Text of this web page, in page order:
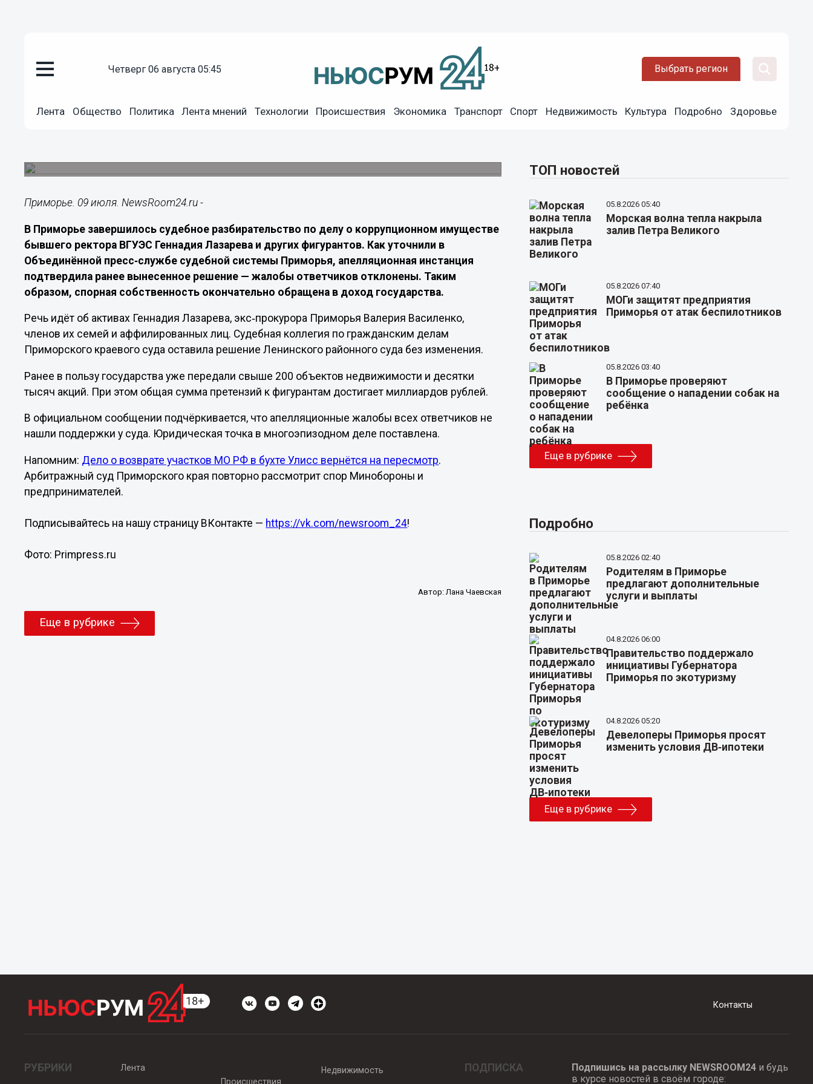
четверг 06 августа 05:45 Выбрать регион
Лента Общество Политика Лента мнений Технологии Происшествия Экономика Транспорт Спорт Недвижимость Культура Подробно Здоровье
Происшествия
Имущество экс-ректора ВГУЭС Лазарева отошло
Приморье. 09 июля. NewsRoom24.ru -
В Приморье завершилось судебное разбирательство по делу о коррупционном имуществе
бывшего ректора ВГУЭС Геннадия Лазарева и других фигурантов. Как уточнили в
Объединённой пресс‑службе судебной системы Приморья, апелляционная инстанция
подтвердила ранее вынесенное решение — жалобы ответчиков отклонены. Таким
образом, спорная собственность окончательно обращена в доход государства.
Речь идёт об активах Геннадия Лазарева, экс‑прокурора Приморья Валерия Василенко,
членов их семей и аффилированных лиц. Судебная коллегия по гражданским делам
Приморского краевого суда оставила решение Ленинского районного суда без изменения.
Ранее в пользу государства уже передали свыше 200 объектов недвижимости и десятки
тысяч акций. При этом общая сумма претензий к фигурантам достигает миллиардов рублей.
В официальном сообщении подчёркивается, что апелляционные жалобы всех ответчиков не
нашли поддержки у суда. Юридическая точка в многоэпизодном деле поставлена.
Напомним: Дело о возврате участков МО РФ в бухте Улисс вернётся на пересмотр.
Арбитражный суд Приморского края повторно рассмотрит спор Минобороны и
предпринимателей.
Подписывайтесь на нашу страницу ВКонтакте — https://vk.com/newsroom_24!
Фото: Primpress.ru
Автор: Лана Чаевская
Еще в рубрике
ТОП новостей
05.8.2026 05:40
Морская волна тепла накрыла
залив Петра Великого
05.8.2026 07:40
МОГи защитят предприятия
Приморья от атак беспилотников
05.8.2026 03:40
В Приморье проверяют
сообщение о нападении собак на
ребёнка
Еще в рубрике
Подробно
05.8.2026 02:40
Родителям в Приморье
предлагают дополнительные
услуги и выплаты
04.8.2026 06:00
Правительство поддержало
инициативы Губернатора
Приморья по экотуризму
04.8.2026 05:20
Девелоперы Приморья просят
изменить условия ДВ‑ипотеки
Еще в рубрике
Контакты
РУБРИКИ
Лента
Происшествия
Недвижимость ПОДПИСКА Подпишись на рассылку NEWSROOM24и будь
в курсе новостей в своём городе: